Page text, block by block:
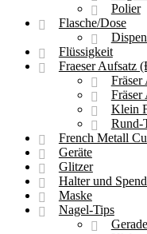
Polier
Flasche/Dose
Flüssigkeit
Fraeser Aufsatz
Fräser
Fräser
Klein
Rund-
French Metall
Geräte
Glitzer
Halter und
Maske
Nagel-Tips